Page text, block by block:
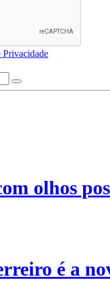
Privacidade
olhos
é a